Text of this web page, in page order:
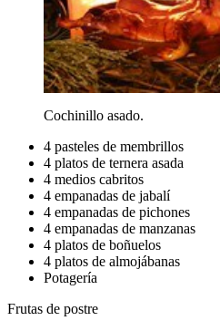
Cochinillo asado.
4 pasteles de membrillos
4 platos de ternera asada
4 medios cabritos
4 empanadas de jabalí
4 empanadas de pichones
4 empanadas de manzanas
4 platos de boñuelos
4 platos de almojábanas
Potagería
Frutas de postre